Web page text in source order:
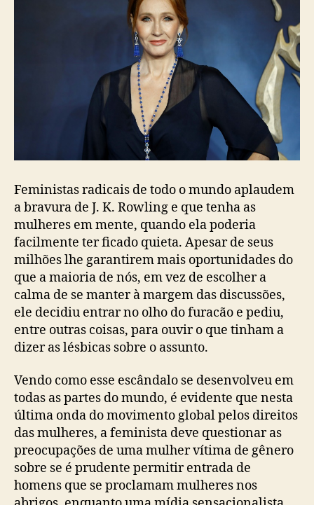
Feministas radicais de todo o mundo aplaudem
a bravura de J. K. Rowling e que tenha as
mulheres em mente, quando ela poderia
facilmente ter ficado quieta. Apesar de seus
milhões lhe garantirem mais oportunidades do
que a maioria de nós, em vez de escolher a
calma de se manter à margem das discussões,
ele decidiu entrar no olho do furacão e pediu,
entre outras coisas, para ouvir o que tinham a
dizer as lésbicas sobre o assunto.
Vendo como esse escândalo se desenvolveu em
todas as partes do mundo, é evidente que nesta
última onda do movimento global pelos direitos
das mulheres, a feminista deve questionar as
preocupações de uma mulher vítima de gênero
sobre se é prudente permitir entrada de
homens que se proclamam mulheres nos